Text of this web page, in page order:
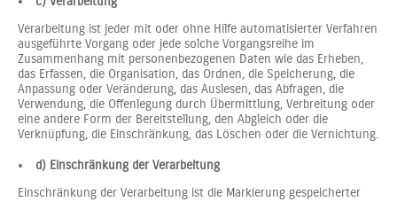
Verarbeitung ist jeder mit oder ohne Hilfe automatisierter Verfahren
ausgeführte Vorgang oder jede solche Vorgangsreihe im
Zusammenhang mit personenbezogenen Daten wie das Erheben,
das Erfassen, die Organisation, das Ordnen, die Speicherung, die
Anpassung oder Veränderung, das Auslesen, das Abfragen, die
Verwendung, die Offenlegung durch Übermittlung, Verbreitung oder
eine andere Form der Bereitstellung, den Abgleich oder die
Verknüpfung, die Einschränkung, das Löschen oder die Vernichtung.
d) Einschränkung der Verarbeitung
Einschränkung der Verarbeitung ist die Markierung gespeicherter